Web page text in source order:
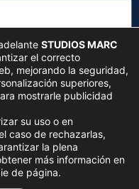
- Diseño Web / SEO /
STUDIOS MARC
el correcto
mejorando la seguridad,
superiores,
mostrarle publicidad
su uso o en
caso de rechazarlas,
la plena
más información en
de página.